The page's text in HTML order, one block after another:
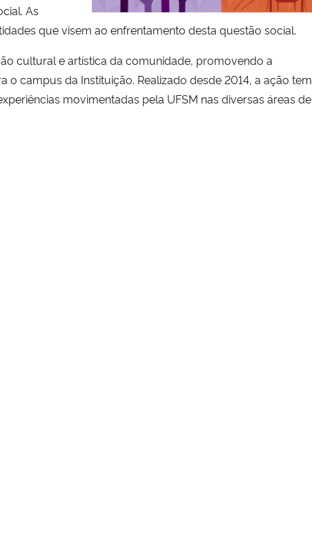
As
que visem ao enfrentamento desta questão social.
cultural e artística da comunidade, promovendo a
campus da Instituição. Realizado desde 2014, a ação tem
movimentadas pela UFSM nas diversas áreas de